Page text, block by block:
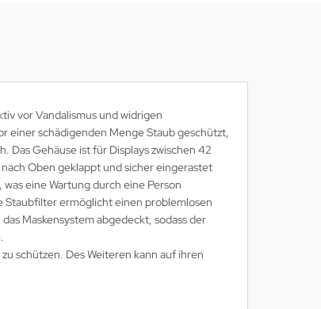
vor Vandalismus und widrigen
einer schädigenden Menge Staub geschützt,
Das Gehäuse ist für Displays zwischen 42
Oben geklappt und sicher eingerastet
eine Wartung durch eine Person
ermöglicht einen problemlosen
Maskensystem abgedeckt, sodass der
schützen. Des Weiteren kann auf ihren